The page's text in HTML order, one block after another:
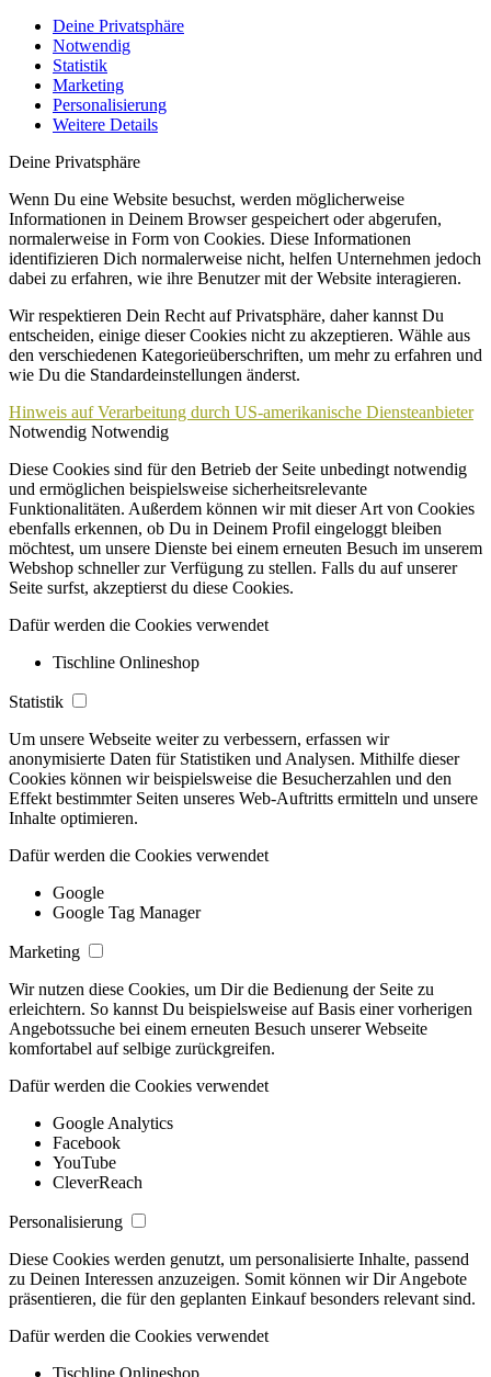
Deine Privatsphäre
Notwendig
Statistik
Marketing
Personalisierung
Weitere Details
Deine Privatsphäre
Wenn Du eine Website besuchst, werden möglicherweise
Informationen in Deinem Browser gespeichert oder abgerufen,
normalerweise in Form von Cookies. Diese Informationen
identifizieren Dich normalerweise nicht, helfen Unternehmen jedoch
dabei zu erfahren, wie ihre Benutzer mit der Website interagieren.
Wir respektieren Dein Recht auf Privatsphäre, daher kannst Du
entscheiden, einige dieser Cookies nicht zu akzeptieren. Wähle aus
den verschiedenen Kategorieüberschriften, um mehr zu erfahren und
wie Du die Standardeinstellungen änderst.
Hinweis auf Verarbeitung durch US-amerikanische Diensteanbieter
Notwendig Notwendig
Diese Cookies sind für den Betrieb der Seite unbedingt notwendig
und ermöglichen beispielsweise sicherheitsrelevante
Funktionalitäten. Außerdem können wir mit dieser Art von Cookies
ebenfalls erkennen, ob Du in Deinem Profil eingeloggt bleiben
möchtest, um unsere Dienste bei einem erneuten Besuch im unserem
Webshop schneller zur Verfügung zu stellen. Falls du auf unserer
Seite surfst, akzeptierst du diese Cookies.
Dafür werden die Cookies verwendet
Tischline Onlineshop
Statistik
Um unsere Webseite weiter zu verbessern, erfassen wir
anonymisierte Daten für Statistiken und Analysen. Mithilfe dieser
Cookies können wir beispielsweise die Besucherzahlen und den
Effekt bestimmter Seiten unseres Web-Auftritts ermitteln und unsere
Inhalte optimieren.
Dafür werden die Cookies verwendet
Google
Google Tag Manager
Marketing
Wir nutzen diese Cookies, um Dir die Bedienung der Seite zu
erleichtern. So kannst Du beispielsweise auf Basis einer vorherigen
Angebotssuche bei einem erneuten Besuch unserer Webseite
komfortabel auf selbige zurückgreifen.
Dafür werden die Cookies verwendet
Google Analytics
Facebook
YouTube
CleverReach
Personalisierung
Diese Cookies werden genutzt, um personalisierte Inhalte, passend
zu Deinen Interessen anzuzeigen. Somit können wir Dir Angebote
präsentieren, die für den geplanten Einkauf besonders relevant sind.
Dafür werden die Cookies verwendet
Tischline Onlineshop